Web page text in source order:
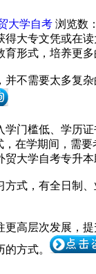
大学自考 浏览数：
大专文凭或在
形式，培养更多
，并不需要太多复
学门槛低、学历
，在学期间，需
贸大学自考专升
方式，有全日制
高层次发展，提
方式。